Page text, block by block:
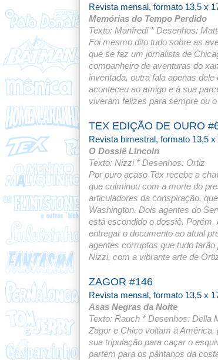
Revista mensal, formato 13,5 x
Memórias do Tempo Perdido
Texto: Manfredi * Desenhos:
Foi mesmo dito tudo sobre as
que se faz um jornalista de
companheiro de aventuras do
inventada, outra fala apenas
aconteceu ao amigo e à sua
viveram felizes para sempre ou
TEX EDIÇÃO DE OURO
Revista bimestral, formato 13,5
O Dossiê Lincoln
Texto: Nizzi * Desenhos: Ortiz
Por puro acaso Tex recebe a
que culminou com a morte do
articuladores da conspiração,
Washington. Dois agentes do
está escondido o dossiê.
entregar o documento ao atual
agentes corruptos que tudo
Nizzi, com a vibrante arte de
ZAGOR #146
Revista mensal, formato 13,5 x
Asas Negras da Noite
Texto: Rauch * Desenhos: Della
Zagor e Chico voltam à
sua tripulação para caçar o
partem para os pântanos da